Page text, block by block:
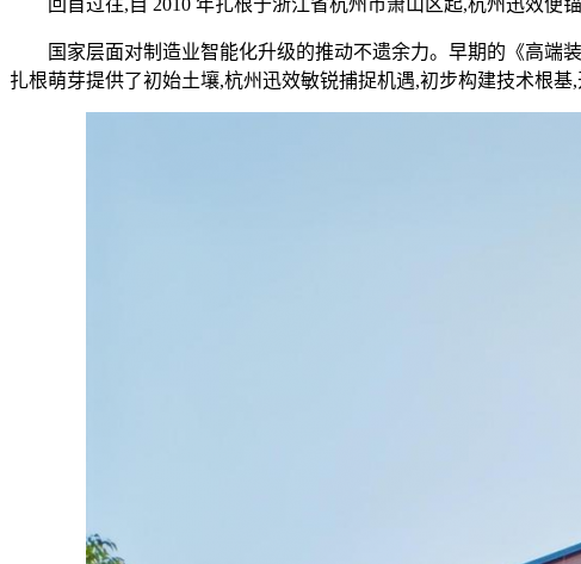
回首过往,自 2010 年扎根于浙江省杭州市萧山区起,杭州迅效便锚
国家层面对制造业智能化升级的推动不遗余力。早期的《高端装
扎根萌芽提供了初始土壤,杭州迅效敏锐捕捉机遇,初步构建技术根基,